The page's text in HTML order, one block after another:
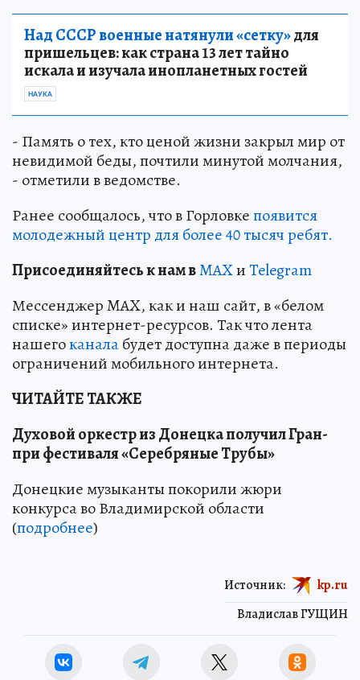
Над СССР военные натянули «сетку»для
пришельцев: как страна 13 лет тайно
искала и изучала инопланетных гостей
НАУКА
- Память о тех, кто ценой жизни закрыл мир от
невидимой беды, почтили минутой молчания,
- отметили в ведомстве.
Ранее сообщалось, что в Горловкепоявится
молодежный центр для более 40 тысяч ребят.
Присоединяйтесь к нам вMAXиTelegram
Мессенджер MAX, как и наш сайт, в «белом
списке» интернет-ресурсов. Так что лента
нашегоканалабудет доступна даже в периоды
ограничений мобильного интернета.
ЧИТАЙТЕ ТАКЖЕ
Духовой оркестр из Донецка получил Гран-
при фестиваля «Серебряные Трубы»
Донецкие музыканты покорили жюри
конкурса во Владимирской области
(подробнее)
Владислав ГУЩИН
Источник: kp.ru